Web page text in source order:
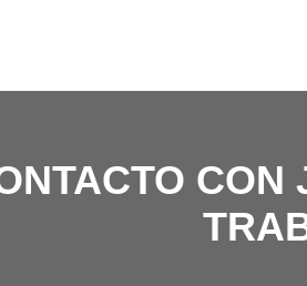
CON